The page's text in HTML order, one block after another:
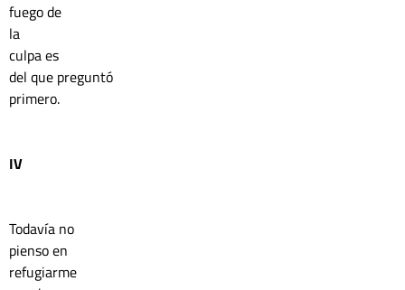
fuego de
la
culpa es
del que preguntó
primero.
IV
Todavía no
pienso en
refugiarme